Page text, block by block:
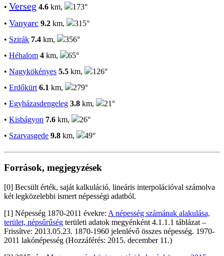
• Verseg 4.6 km,
173°
• Vanyarc 9.2 km,
315°
• Szirák 7.4 km,
356°
• Héhalom 4 km,
65°
• Nagykökényes 5.5 km,
126°
• Erdőkürt 6.1 km,
279°
• Egyházasdengeleg 3.8 km,
21°
• Kisbágyon 7.6 km,
26°
• Szarvasgede 9.8 km, 49°
Források, megjegyzések
[0] Becsült érték, saját kalkuláció, lineáris interpolációval számolva
két legközelebbi ismert népességi adatból.
[1] Népesség 1870-2011 évekre: A népesség számának alakulása,
terület, népsűrűség területi adatok megyénként 4.1.1.1 táblázat –
Frissítve: 2013.05.23. 1870-1960 jelenlévő összes népesség. 1970-
2011 lakónépesség (Hozzáférés: 2015. december 11.)